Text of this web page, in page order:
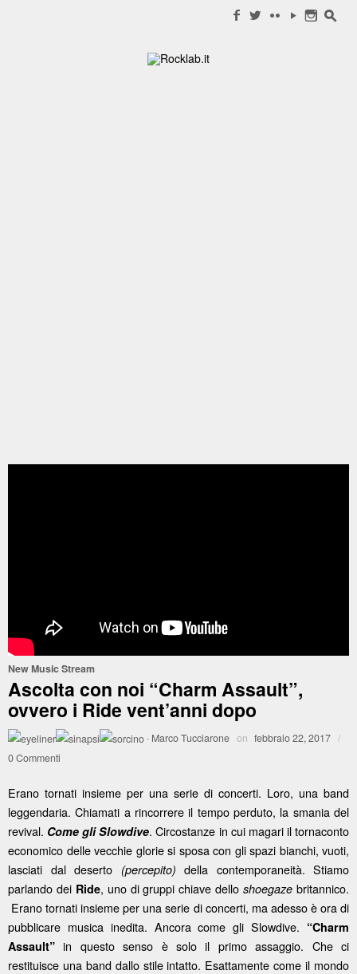
f w c y n s
New Music Stream
Ascolta con noi “Charm Assault”,
ovvero i Ride vent’anni dopo
· Marco Tucciarone on febbraio 22, 2017 /
0 Commenti
Erano tornati insieme per una serie di concerti. Loro, una band
leggendaria. Chiamati a rincorrere il tempo perduto, la smania del
revival. Come gli Slowdive. Circostanze in cui magari il tornaconto
economico delle vecchie glorie si sposa con gli spazi bianchi, vuoti,
lasciati dal deserto (percepito) della contemporaneità. Stiamo
parlando dei Ride, uno di gruppi chiave dello shoegaze britannico.
Erano tornati insieme per una serie di concerti, ma adesso è ora di
pubblicare musica inedita. Ancora come gli Slowdive. “Charm
Assault” in questo senso è solo il primo assaggio. Che ci
restituisce una band dallo stile intatto. Esattamente come il mondo